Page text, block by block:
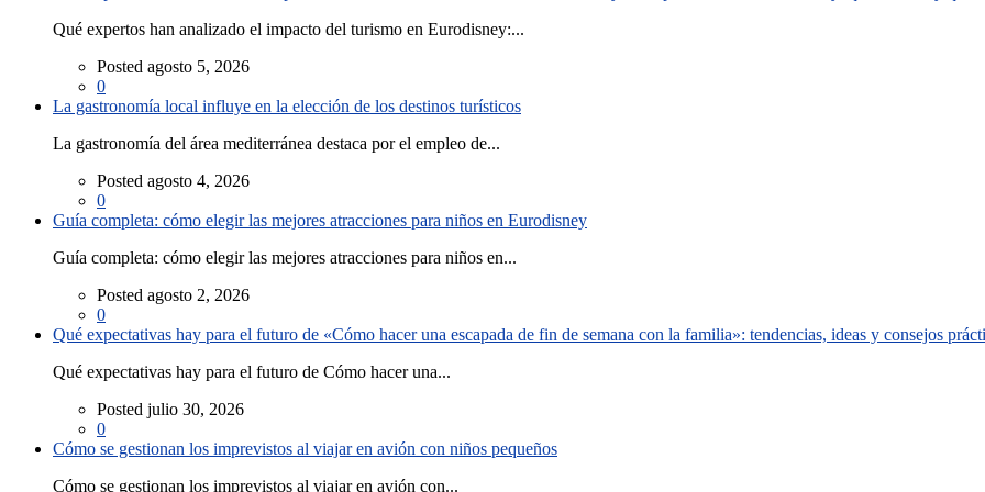
Qué expertos han analizado el impacto del turismo en Eurodisney:...
Posted agosto 5, 2026
0
La gastronomía local influye en la elección de los destinos turísticos
La gastronomía del área mediterránea destaca por el empleo de...
Posted agosto 4, 2026
0
Guía completa: cómo elegir las mejores atracciones para niños en Eurodisney
Guía completa: cómo elegir las mejores atracciones para niños en...
Posted agosto 2, 2026
0
Qué expectativas hay para el futuro de «Cómo hacer una escapada de fin de semana con la familia»: tendencias, ideas y consejos
Qué expectativas hay para el futuro de Cómo hacer una...
Posted julio 30, 2026
0
Cómo se gestionan los imprevistos al viajar en avión con niños pequeños
Cómo se gestionan los imprevistos al viajar en avión con...